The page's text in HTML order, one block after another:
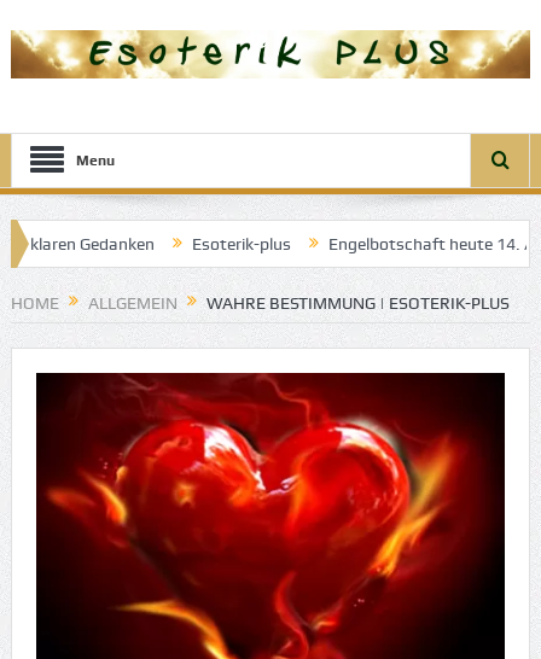
Menu
klaren Gedanken Esoterik-plus Engelbotschaft heute 14.
der guten Träume
HOME ALLGEMEIN WAHRE BESTIMMUNG | ESOTERIK-PLUS